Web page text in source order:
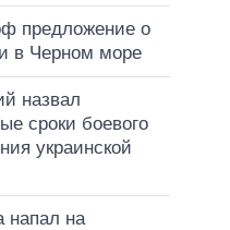
предложение о
в Черном море
назвал
сроки боевого
украинской
напал на